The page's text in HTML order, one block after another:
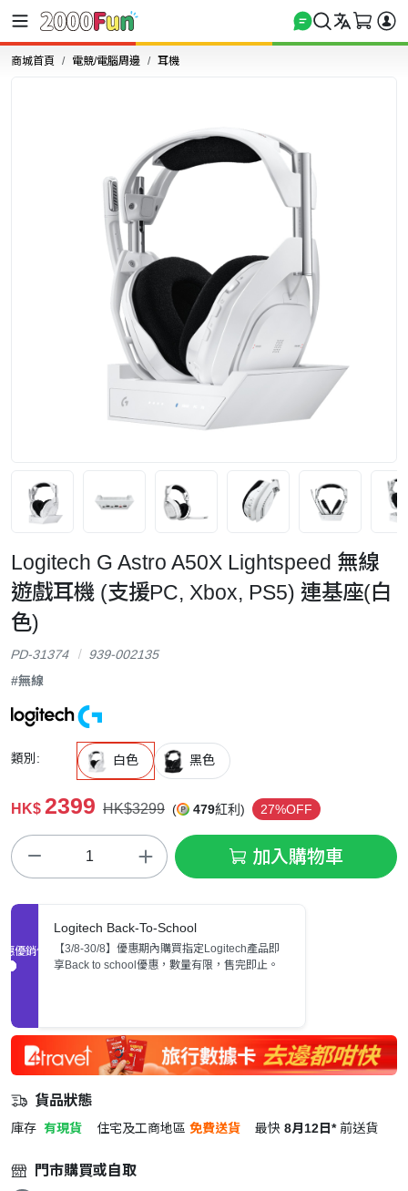
商城首頁 電競/電腦周邊 耳機
Logitech G Astro A50X Lightspeed 無線
遊戲耳機 (支援PC, Xbox, PS5) 連基座(白
色)
PD-31374
939-002135
#無線
類別: 白色 黑色
HK$ 2399 HK$3299 ( 479紅利) 27%OFF
加入購物車
促銷優惠
Logitech Back-To-School
【3/8-30/8】優惠期內購買指定Logitech產品即
享Back to school優惠，數量有限，售完即止。
貨品狀態
庫存 有現貨 住宅及工商地區 免費送貨 最快 8月12日* 前送貨
門市購買或自取